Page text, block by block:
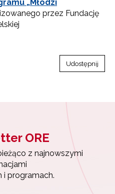
„Młodzi
przez Fundację
Udostępnij
ORE
z najnowszymi
i programach.
moich danych
marketingowych.